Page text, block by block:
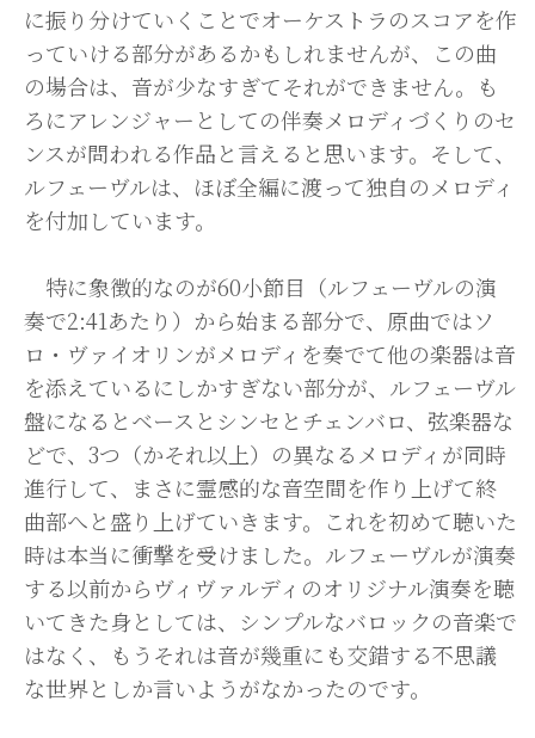
に振り分けていくことでオーケストラのスコアを作
っていける部分があるかもしれませんが、この曲
の場合は、音が少なすぎてそれができません。も
ろにアレンジャーとしての伴奏メロディづくりのセ
ンスが問われる作品と言えると思います。そして、
ルフェーヴルは、ほぼ全編に渡って独自のメロディ
を付加しています。
特に象徴的なのが60小節目（ルフェーヴルの演
奏で2:41あたり）から始まる部分で、原曲ではソ
ロ・ヴァイオリンがメロディを奏でて他の楽器は音
を添えているにしかすぎない部分が、ルフェーヴル
盤になるとベースとシンセとチェンバロ、弦楽器な
どで、3つ（かそれ以上）の異なるメロディが同時
進行して、まさに霊感的な音空間を作り上げて終
曲部へと盛り上げていきます。これを初めて聴いた
時は本当に衝撃を受けました。ルフェーヴルが演奏
する以前からヴィヴァルディのオリジナル演奏を聴
いてきた身としては、シンプルなバロックの音楽で
はなく、もうそれは音が幾重にも交錯する不思議
な世界としか言いようがなかったのです。